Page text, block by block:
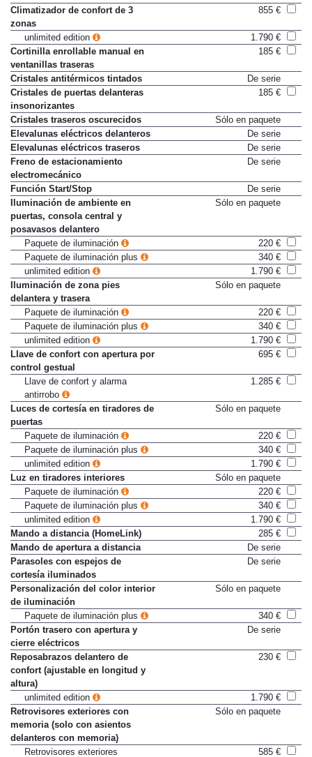
Climatizador
De serie
Climatizador de confort de 3
zonas
unlimited edition
1.790 €
Cortinilla enrollable manual en
ventanillas traseras
Cristales antitérmicos tintados
De serie
Cristales de puertas delanteras
insonorizantes
Cristales traseros oscurecidos
Sólo en paquete
Elevalunas eléctricos delanteros
De serie
Elevalunas eléctricos traseros
De serie
Freno de estacionamiento
electromecánico
Función Start/Stop
De serie
Iluminación de ambiente en
puertas, consola central y
posavasos delantero
Paquete de iluminación
220 €
Paquete de iluminación plus
340 €
unlimited edition
1.790 €
Iluminación de zona pies
delantera y trasera
Paquete de iluminación
220 €
Paquete de iluminación plus
340 €
unlimited edition
1.790 €
Llave de confort con apertura por
control gestual
Llave de confort y alarma
antirrobo
Luces de cortesía en tiradores de
puertas
Paquete de iluminación
220 €
Paquete de iluminación plus
340 €
unlimited edition
1.790 €
Luz en tiradores interiores
Sólo en paquete
Paquete de iluminación
220 €
Paquete de iluminación plus
340 €
unlimited edition
1.790 €
Mando a distancia (HomeLink)
285 €
Mando de apertura a distancia
De serie
Parasoles con espejos de
cortesía iluminados
Personalización del color interior
de iluminación
Paquete de iluminación plus
340 €
Portón trasero con apertura y
cierre eléctricos
Reposabrazos delantero de
confort (ajustable en longitud y
altura)
unlimited edition
1.790 €
Retrovisores exteriores con
memoria (solo con asientos
delanteros con memoria)